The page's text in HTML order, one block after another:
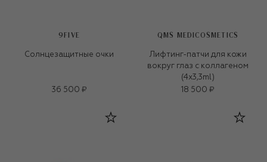
9FIVE
Солнцезащитные очки
36 500 ₽
QMS MEDICOSMETICS
Лифтинг-патчи для кожи
вокруг глаз с коллагеном
(4x3,3ml)
18 500 ₽